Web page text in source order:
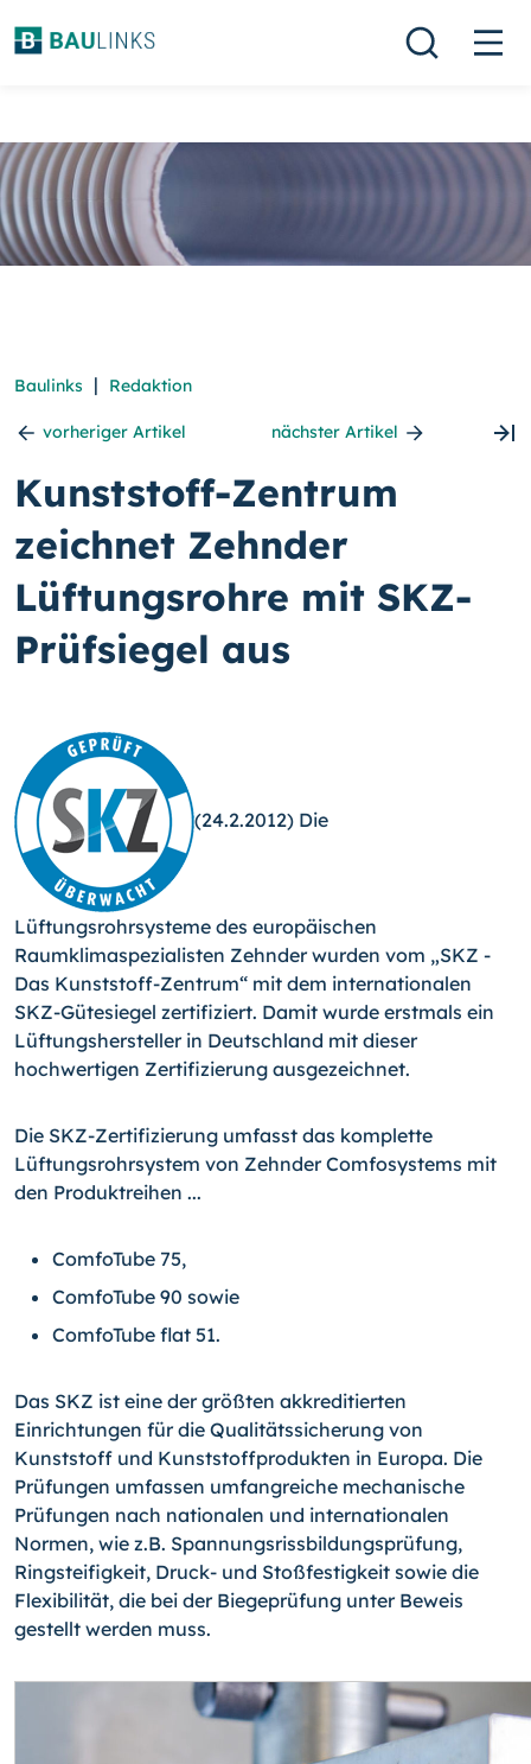
Baulinks | Redaktion
vorheriger Artikel nächster Artikel
Kunststoff-Zentrum
zeichnet Zehnder
Lüftungsrohre mit SKZ-
Prüfsiegel aus
(24.2.2012) Die
Lüftungsrohrsysteme des europäischen
Raumklimaspezialisten Zehnder wurden vom „SKZ -
Das Kunststoff-Zentrum“ mit dem internationalen
SKZ-Gütesiegel zertifiziert. Damit wurde erstmals ein
Lüftungshersteller in Deutschland mit dieser
hochwertigen Zertifizierung ausgezeichnet.
Die SKZ-Zertifizierung umfasst das komplette
Lüftungsrohrsystem von Zehnder Comfosystems mit
den Produktreihen ...
ComfoTube 75,
ComfoTube 90 sowie
ComfoTube flat 51.
Das SKZ ist eine der größten akkreditierten
Einrichtungen für die Qualitätssicherung von
Kunststoff und Kunststoffprodukten in Europa. Die
Prüfungen umfassen umfangreiche mechanische
Prüfungen nach nationalen und internationalen
Normen, wie z.B. Spannungsrissbildungsprüfung,
Ringsteifigkeit, Druck- und Stoßfestigkeit sowie die
Flexibilität, die bei der Biegeprüfung unter Beweis
gestellt werden muss.